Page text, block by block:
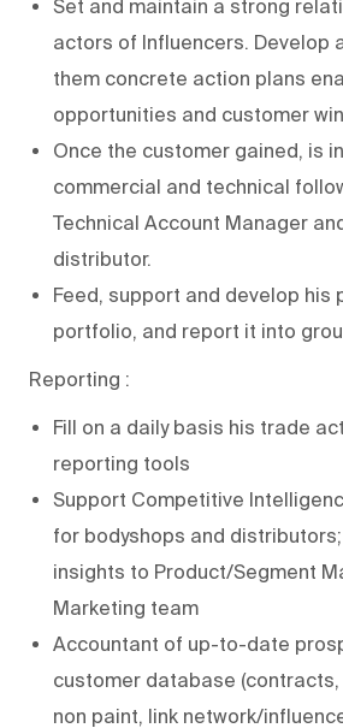
Set and maintain a strong
actors of Influencers. Develop
them concrete action plans
opportunities and customer
Once the customer gained, is
commercial and technical
Technical Account Manager
distributor.
Feed, support and develop his
portfolio, and report it into
Reporting :
Fill on a daily basis his trade
reporting tools
Support Competitive
for bodyshops and
insights to Product/Segment
Marketing team
Accountant of up-to-date
customer database
non paint, link network/